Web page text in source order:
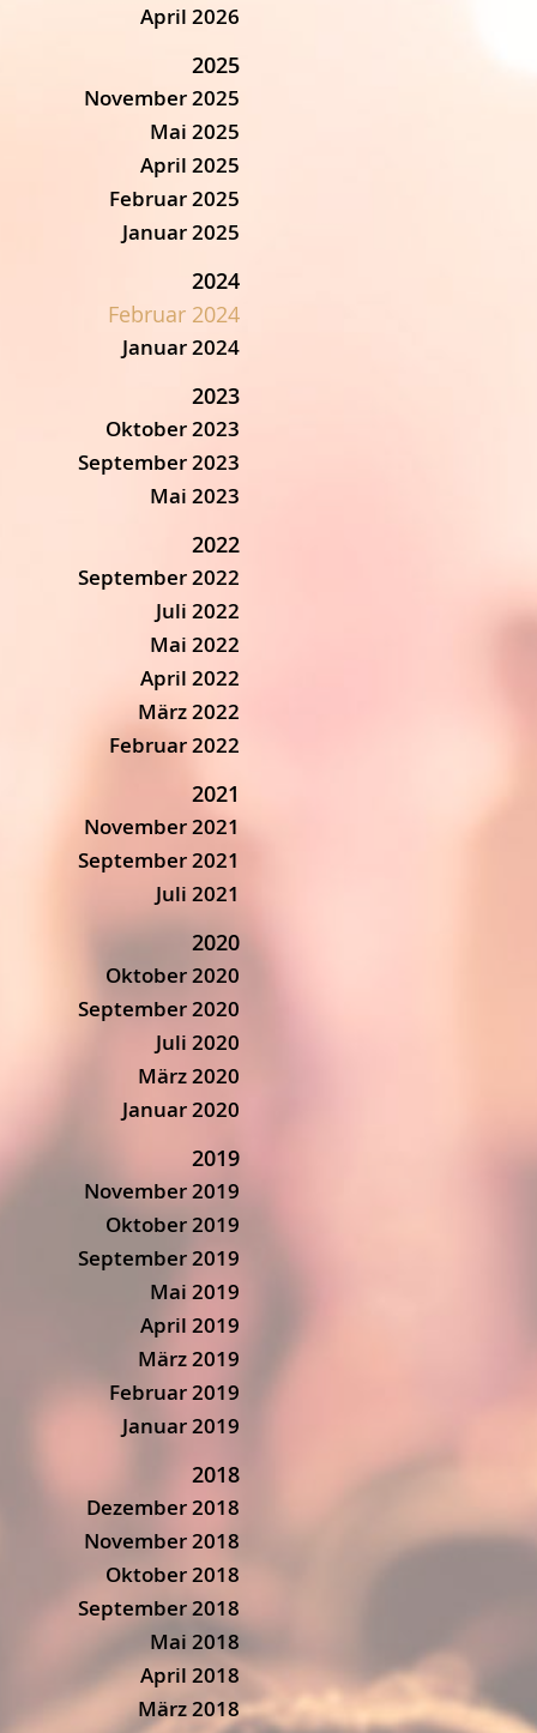
April 2026
2025
November 2025
Mai 2025
April 2025
Februar 2025
Januar 2025
2024
Februar 2024
Januar 2024
2023
Oktober 2023
September 2023
Mai 2023
2022
September 2022
Juli 2022
Mai 2022
April 2022
März 2022
Februar 2022
2021
November 2021
September 2021
Juli 2021
2020
Oktober 2020
September 2020
Juli 2020
März 2020
Januar 2020
2019
November 2019
Oktober 2019
September 2019
Mai 2019
April 2019
März 2019
Februar 2019
Januar 2019
2018
Dezember 2018
November 2018
Oktober 2018
September 2018
Mai 2018
April 2018
März 2018